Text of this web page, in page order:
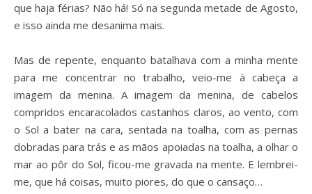
que haja férias? Não há! Só na segunda metade de Agosto,
e isso ainda me desanima mais.
Mas de repente, enquanto batalhava com a minha mente
para me concentrar no trabalho, veio-me à cabeça a
imagem da menina. A imagem da menina, de cabelos
compridos encaracolados castanhos claros, ao vento, com
o Sol a bater na cara, sentada na toalha, com as pernas
dobradas para trás e as mãos apoiadas na toalha, a olhar o
mar ao pôr do Sol, ficou-me gravada na mente. E lembrei-
me, que há coisas, muito piores, do que o cansaço…